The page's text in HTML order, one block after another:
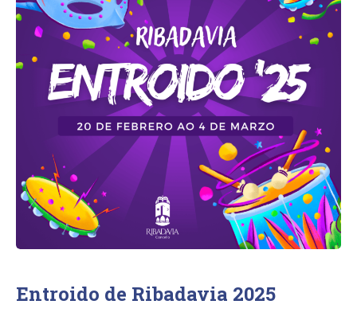
Entroido de Ribadavia 2025